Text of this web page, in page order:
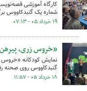
کارگاه آموزشی
شماره یک گنبدکاووس
۱۹ خرداد ۰۵ - ۰۷:۱۳
«خروس زری،
گنبدکاووس روی صحنه
۱۸ خرداد ۰۵ - ۱۱:۵۷